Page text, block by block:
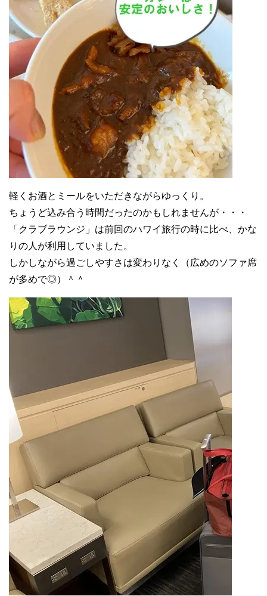
軽くお酒とミールをいただきながらゆっくり。
ちょうど込み合う時間だったのかもしれませんが・・・
「クラブラウンジ」は前回のハワイ旅行の時に比べ、かな
りの人が利用していました。
しかしながら過ごしやすさは変わりなく（広めのソファ席
が多めで◎）＾＾